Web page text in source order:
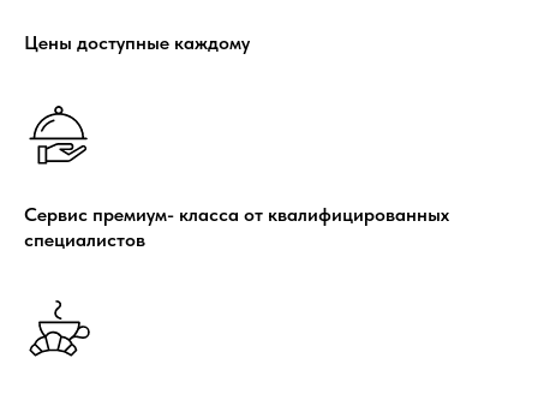
Цены доступные каждому
Сервис премиум- класса от квалифицированных
специалистов